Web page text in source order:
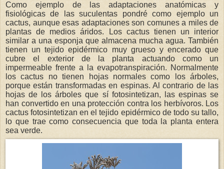
Como ejemplo de las adaptaciones anatómicas y
fisiológicas de las suculentas pondré como ejemplo un
cactus, aunque esas adaptaciones son comunes a miles de
plantas de medios áridos. Los cactus tienen un interior
similar a una esponja que almacena mucha agua. También
tienen un tejido epidérmico muy grueso y encerado que
cubre el exterior de la planta actuando como un
impermeable frente a la evapotranspiración. Normalmente
los cactus no tienen hojas normales como los árboles,
porque están transformadas en espinas. Al contrario de las
hojas de los árboles que sí fotosintetizan, las espinas se
han convertido en una protección contra los herbívoros. Los
cactus fotosintetizan en el tejido epidérmico de todo su tallo,
lo que trae como consecuencia que toda la planta entera
sea verde.